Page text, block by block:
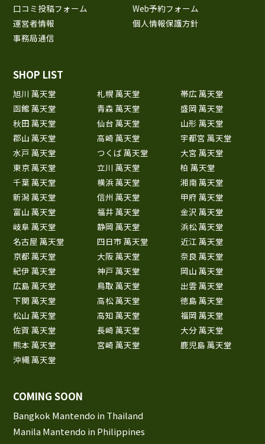
口コミ投稿フォーム
Web予約フォーム
運営者情報
個人情報保護方針
事務局通信
SHOP LIST
旭川 萬天堂 札幌 萬天堂
帯広 萬天堂
函館 萬天堂
青森 萬天堂
盛岡 萬天堂
秋田 萬天堂
仙台 萬天堂
山形 萬天堂
郡山 萬天堂
高崎 萬天堂
宇都宮 萬天堂
水戸 萬天堂
つくば 萬天堂
大宮 萬天堂
東京 萬天堂
立川 萬天堂
柏 萬天堂
千葉 萬天堂
横浜 萬天堂
湘南 萬天堂
新潟 萬天堂
信州 萬天堂
甲府 萬天堂
富山 萬天堂
福井 萬天堂
金沢 萬天堂
岐阜 萬天堂
静岡 萬天堂
浜松 萬天堂
名古屋 萬天堂
四日市 萬天堂
近江 萬天堂
京都 萬天堂
大阪 萬天堂
奈良 萬天堂
紀伊 萬天堂
神戸 萬天堂
岡山 萬天堂
広島 萬天堂
鳥取 萬天堂
出雲 萬天堂
下関 萬天堂
高松 萬天堂
徳島 萬天堂
松山 萬天堂
高知 萬天堂
福岡 萬天堂
佐賀 萬天堂
長崎 萬天堂
大分 萬天堂
熊本 萬天堂
宮崎 萬天堂
鹿児島 萬天堂
沖縄 萬天堂
COMING SOON
Bangkok Mantendo in Thailand
Manila Mantendo in Philippines